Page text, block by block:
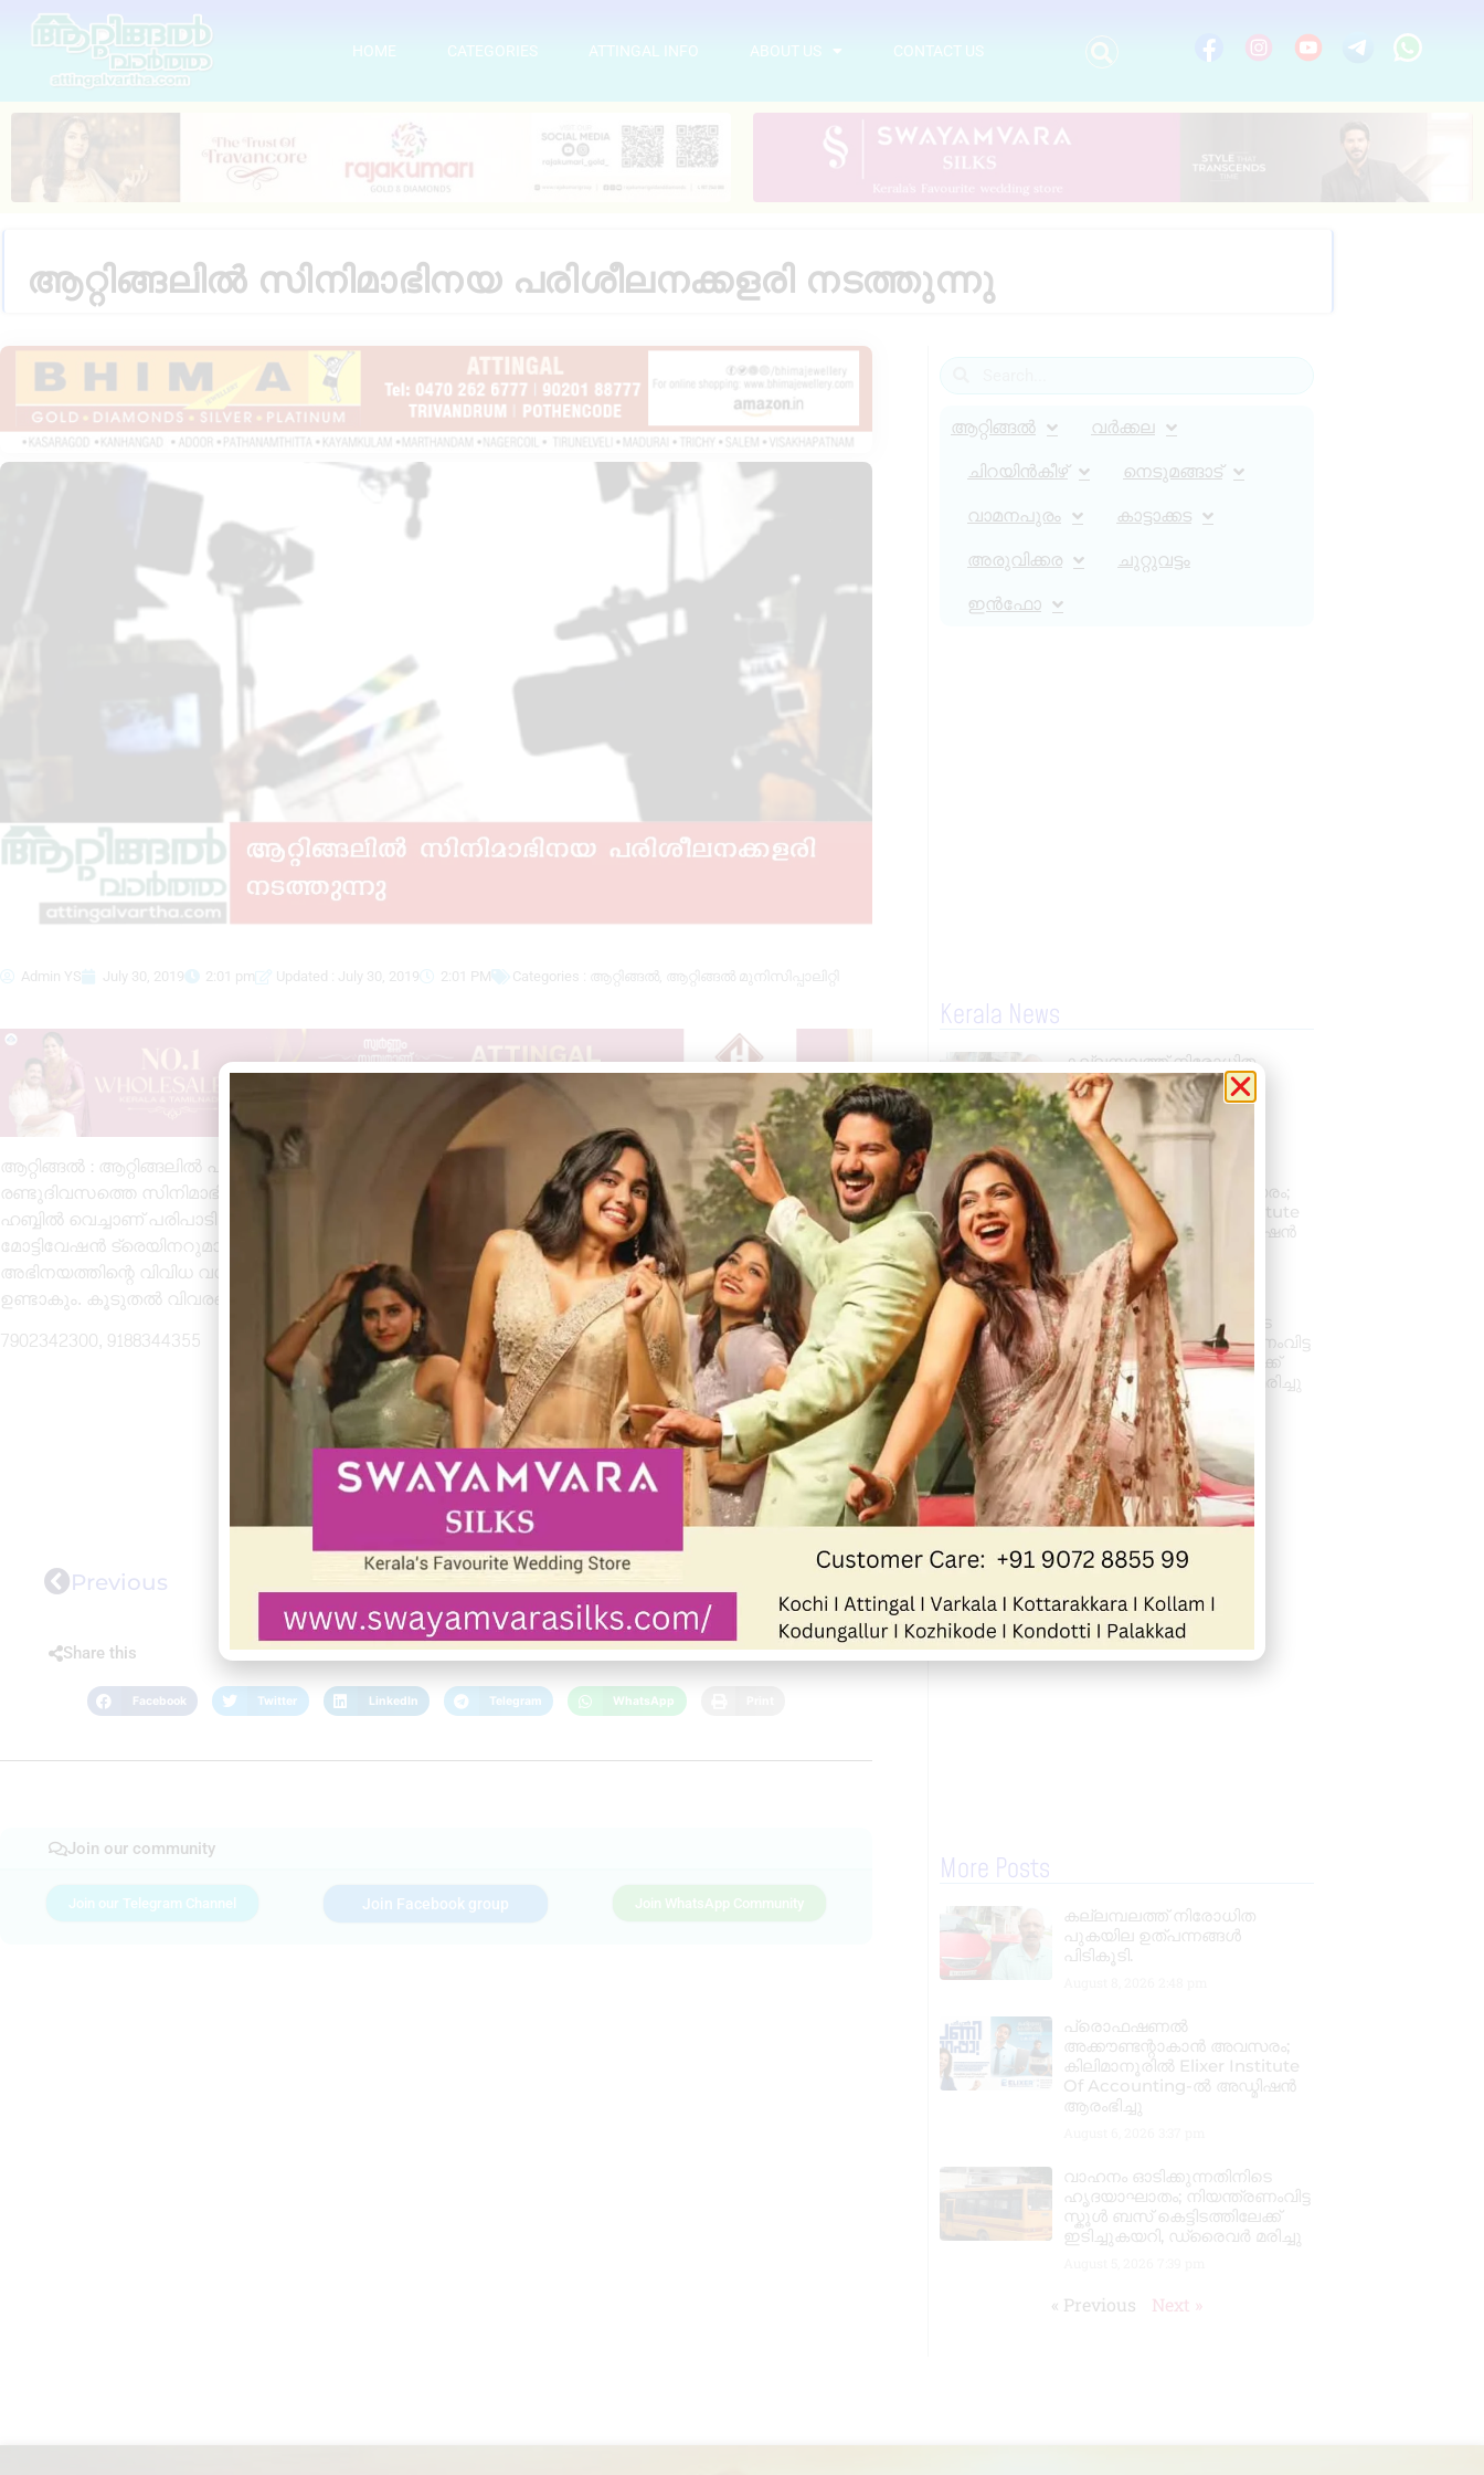
HOME CATEGORIES ATTINGAL INFO ABOUT US CONTACT US
ആറ്റിങ്ങലിൽ സിനിമാഭിനയ പരിശീലനക്കളരി നടത്തുന്നു
Admin YS July 30, 2019 2:01 pm Updated : July 30, 2019 2:01 PM Categories : ആറ്റിങ്ങൽ, ആറ്റിങ്ങൽ മുനിസിപ്പാലിറ്റി
ആറ്റിങ്ങൽ : ആറ്റിങ്ങലിൽ പുതുതായി ആരംഭിച്ച മീഡിയ ഹബ് എന്ന സ്ഥാപനത്തിന്റെ നേതൃത്വത്തിൽ
രണ്ടുദിവസത്തെ സിനിമാഭിനയ പരിശീലനക്കളരി നടത്തുന്നു. ഓഗസ്റ്റ് 3, 4 തീയതികളിൽ ആറ്റിങ്ങൽ മീഡിയ
ഹബ്ബിൽ വെച്ചാണ് പരിപാടി സംഘടിപ്പിച്ചിട്ടുള്ളത്. കേരളത്തിലെ പ്രഗൽഭനായ അഭിനയ പരിശീലകനും
മോട്ടിവേഷൻ ട്രെയിനറുമായ ജെറി വർഗീസ് ആണ് അഭിനയ പരിശീലനക്കളരി നയിക്കുന്നത്.
അഭിനയത്തിന്റെ വിവിധ വശങ്ങളും ക്യാമറയ്ക്ക് മുന്നിലുള്ള പരിശീലനവും രണ്ടു ദിവസത്തെ ക്യാമ്പിൽ
ഉണ്ടാകും. കൂടുതൽ വിവരങ്ങൾക്കും രജിസ്ട്രേഷനും വിളിക്കേണ്ട നമ്പർ
7902342300, 9188344355
Previous
Share this
Facebook Twitter LinkedIn Telegram WhatsApp
Join our community
Join our Telegram Channel Join Facebook group Join WhatsApp Community
ആറ്റിങ്ങൽ വർക്കല
ചിറയിൻകീഴ് നെടുമങ്ങാട്
വാമനപുരം കാട്ടാക്കട
അരുവിക്കര ചുറ്റുവട്ടം
ഇൻഫോ
Kerala News
കല്ലമ്പലത്ത് നിരോധിത
പുകയില ഉത്പന്നങ്ങൾ
പിടികൂടി.
August 8, 2026 2:48 pm
പ്രൊഫഷണൽ
അക്കൗണ്ടന്റാകാൻ അവസരം;
കിലിമാനൂരിൽ Elixer Institute
Of Accounting-ൽ അഡ്മിഷൻ
ആരംഭിച്ചു
August 6, 20263:37 pm
വാഹനം ഓടിക്കുന്നതിനിടെ
ഹൃദയാഘാതം; നിയന്ത്രണംവിട്ട
സ്കൂൾ ബസ് കെട്ടിടത്തിലേക്ക്
ഇടിച്ചുകയറി, ഡ്രൈവർ മരിച്ചു
August 5, 20267:39 pm
« Previous Next »
More Posts
കല്ലമ്പലത്ത് നിരോധിത
പുകയില ഉത്പന്നങ്ങൾ
പിടികൂടി.
പ്രൊഫഷണൽ
അക്കൗണ്ടന്റാകാൻ അവസരം;
കിലിമാനൂരിൽ Elixer Institute
Of Accounting-ൽ അഡ്മിഷൻ
ആരംഭിച്ചു
വാഹനം ഓടിക്കുന്നതിനിടെ
ഹൃദയാഘാതം; നിയന്ത്രണംവിട്ട
സ്കൂൾ ബസ് കെട്ടിടത്തിലേക്ക്
ഇടിച്ചുകയറി, ഡ്രൈവർ മരിച്ചു
« Previous Next »